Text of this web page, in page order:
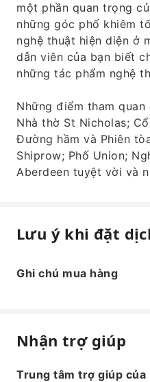
một phần quan trọng
những góc phố khiêm
nghệ thuật hiện diện ở
dẫn viên của bạn biết
những tác phẩm nghệ
Những điểm tham
Nhà thờ St Nicholas;
Đường hầm và Phiên
Shiprow; Phố Union;
Aberdeen tuyệt vời và
Lưu ý khi đặt
Ghi chú mua hàng
Nhận trợ giúp
Trung tâm trợ giúp của